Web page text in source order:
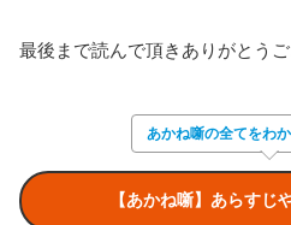
最後まで読んで頂きありがとうご
あかね噺の全てをわ
【あかね噺】あらすじ